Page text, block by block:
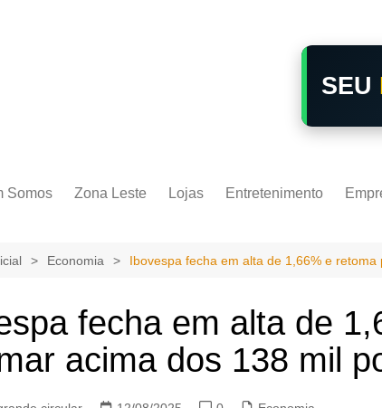
SEU
Somos Zona Leste Lojas Entretenimento
Economia Ibovespa fecha em alta de 1,66% e
fecha em alta de
acima dos 138 mil